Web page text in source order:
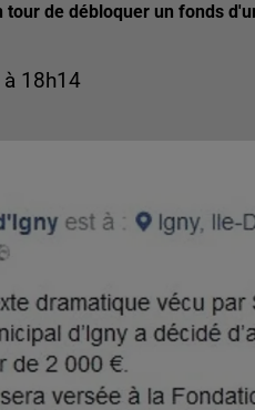
de débloquer un fonds
18h14